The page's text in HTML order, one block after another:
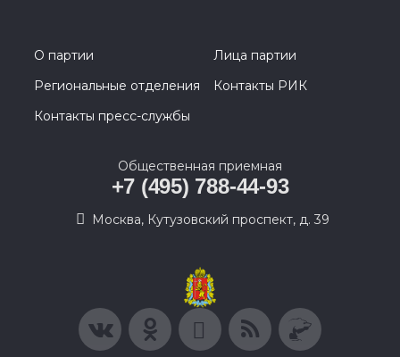
О партии
Лица партии
Региональные отделения
Контакты РИК
Контакты пресс-службы
Общественная приемная
+7 (495) 788-44-93
Москва, Кутузовский проспект, д. 39